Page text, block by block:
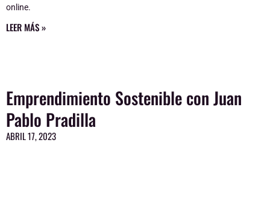
online.
LEER MÁS »
Emprendimiento Sostenible con Juan
Pablo Pradilla
ABRIL 17, 2023